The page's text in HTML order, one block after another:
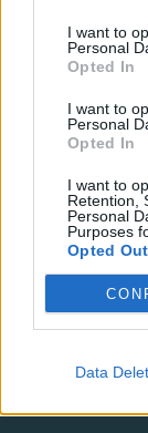
I want to
Personal
Opted In
I want to
Personal
Opted In
I want to
Retention,
Personal
Purposes
Opted Out
Data
ΜΟΝΌΠΕΤΡΟ
ΔΙΑΜΆΝΤΙ 0.35CT
€1.737€